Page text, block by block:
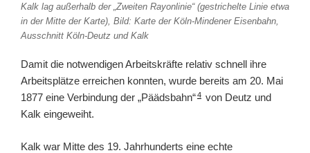
Kalk lag außerhalb der „Zweiten Rayonlinie“ (gestrichelte Linie etwa
in der Mitte der Karte), Bild: Karte der Köln-Mindener Eisenbahn,
Ausschnitt Köln-Deutz und Kalk
Damit die notwendigen Arbeitskräfte relativ schnell ihre
Arbeitsplätze erreichen konnten, wurde bereits am 20. Mai
1877 eine Verbindung der „Päädsbahn“4 von Deutz und
Kalk eingeweiht.
Kalk war Mitte des 19. Jahrhunderts eine echte